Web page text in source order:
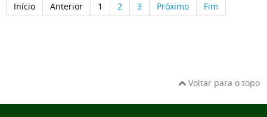
Início
Anterior 1 2 3 Próximo Fim
Voltar para o topo